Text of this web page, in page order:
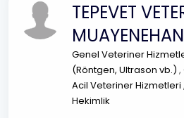
TEPEVET
Genel Veteriner
(Röntgen, Ultrason vb.) ,
Acil Veteriner Hizmetleri ,
Hekimlik